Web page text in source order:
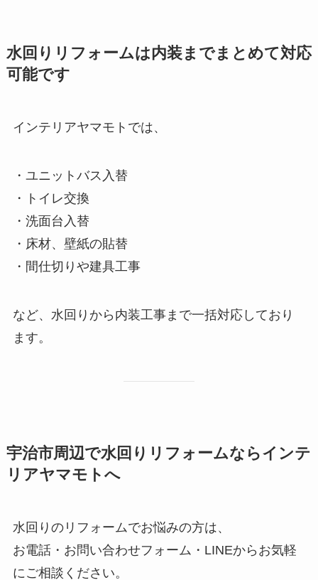
水回りリフォームは内装までまとめて対応
可能です
インテリアヤマモトでは、
・ユニットバス入替
・トイレ交換
・洗面台入替
・床材、壁紙の貼替
・間仕切りや建具工事
など、水回りから内装工事まで一括対応しており
ます。
宇治市周辺で水回りリフォームならインテ
リアヤマモトへ
水回りのリフォームでお悩みの方は、
お電話・お問い合わせフォーム・LINEからお気軽
にご相談ください。